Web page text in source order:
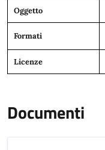
Oggetto
Formati
Licenze
Documenti